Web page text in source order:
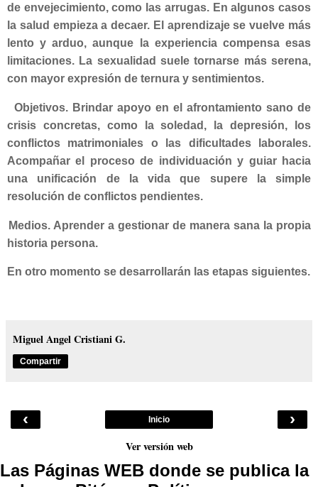
de envejecimiento, como las arrugas. En algunos casos
la salud empieza a decaer. El aprendizaje se vuelve más
lento y arduo, aunque la experiencia compensa esas
limitaciones. La sexualidad suele tornarse más serena,
con mayor expresión de ternura y sentimientos.
Objetivos. Brindar apoyo en el afrontamiento sano de
crisis concretas, como la soledad, la depresión, los
conflictos matrimoniales o las dificultades laborales.
Acompañar el proceso de individuación y guiar hacia
una unificación de la vida que supere la simple
resolución de conflictos pendientes.
Medios. Aprender a gestionar de manera sana la propia
historia persona.
En otro momento se desarrollarán las etapas siguientes.
Miguel Angel Cristiani G.
Compartir
‹ ›
Inicio
Ver versión web
Las Páginas WEB donde se publica la